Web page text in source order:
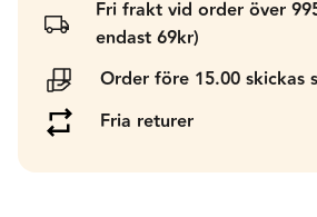
Fri frakt vid order över
endast 69kr)
Order före 15.00 skickas
Fria returer